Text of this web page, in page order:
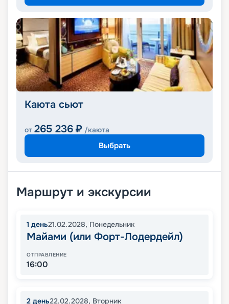
Каюта сьют
от 265 236 ₽ /каюта
Выбрать
Маршрут и экскурсии
1 день21.02.2028, Понедельник
Майами (или Форт-Лодердейл)
ОТПРАВЛЕНИЕ
16:00
2 день22.02.2028, Вторник